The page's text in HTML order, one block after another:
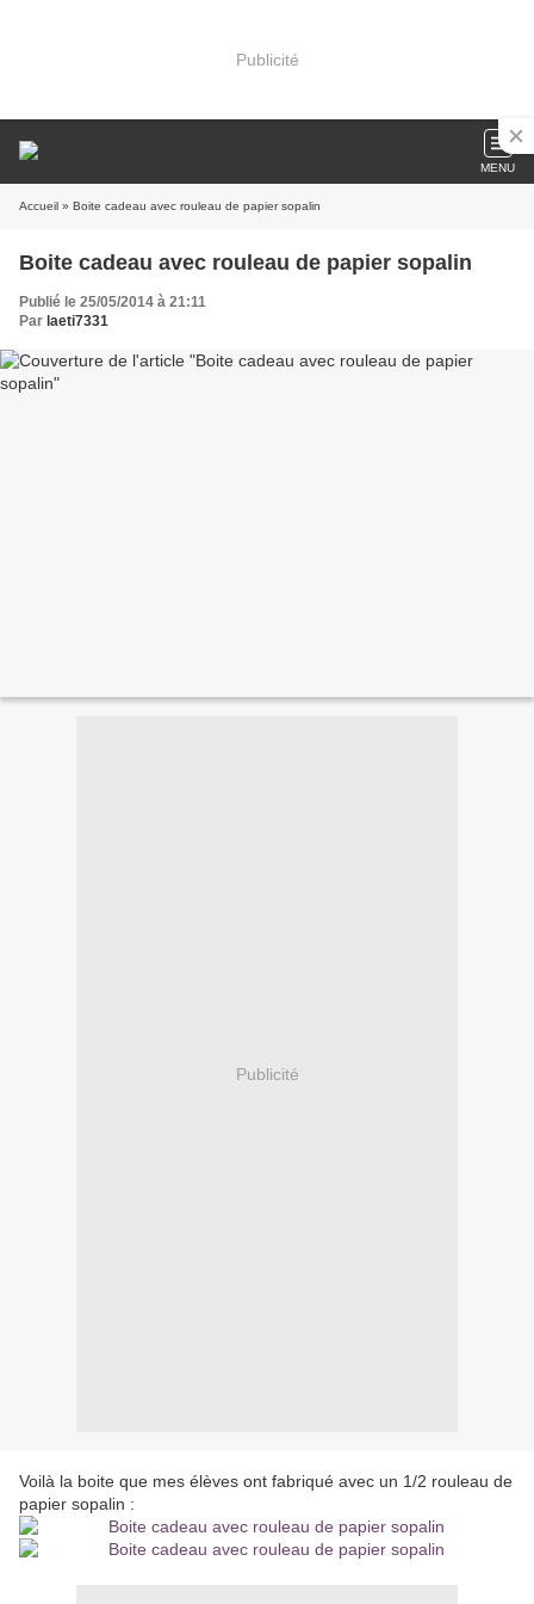
Publicité
MENU
Accueil » Boite cadeau avec rouleau de papier sopalin
Boite cadeau avec rouleau de papier sopalin
Publié le 25/05/2014 à 21:11
Par laeti7331
Publicité
Voilà la boite que mes élèves ont fabriqué avec un 1/2 rouleau de
papier sopalin :